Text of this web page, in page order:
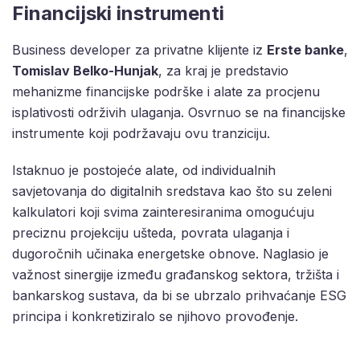
Financijski instrumenti
Business developer za privatne klijente iz Erste banke,
Tomislav Belko-Hunjak, za kraj je predstavio
mehanizme financijske podrške i alate za procjenu
isplativosti održivih ulaganja. Osvrnuo se na financijske
instrumente koji podržavaju ovu tranziciju.
Istaknuo je postojeće alate, od individualnih
savjetovanja do digitalnih sredstava kao što su zeleni
kalkulatori koji svima zainteresiranima omogućuju
preciznu projekciju ušteda, povrata ulaganja i
dugoročnih učinaka energetske obnove. Naglasio je
važnost sinergije između građanskog sektora, tržišta i
bankarskog sustava, da bi se ubrzalo prihvaćanje ESG
principa i konkretiziralo se njihovo provođenje.